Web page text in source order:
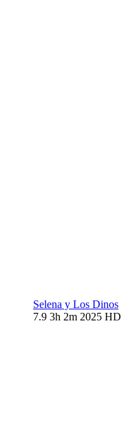
Selena y Los Dinos
7.9 3h 2m 2025 HD